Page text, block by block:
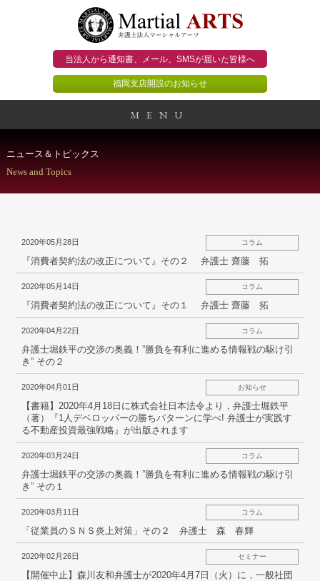
当法人から通知書、メール、 SMSが届いた皆様へ
福岡支店開設のお知らせ
MENU
事務所概要
個人のお客様
顧問契約のススメ
弁護士紹介
お問い合わせ
採用情報
個人情報保護方針
ニュース＆トピックス
News and Topics
2020年05月28日 コラム
『消費者契約法の改正について』その２ 弁護士 齋藤 拓
2020年05月14日 コラム
『消費者契約法の改正について』その１ 弁護士 齋藤 拓
2020年04月22日 コラム
弁護士堀鉄平の交渉の奥義！”勝負を有利に進める情報戦の駆け引
き” その２
2020年04月01日 お知らせ
【書籍】2020年4月18日に株式会社日本法令より，弁護士堀鉄平
（著）『1人デベロッパーの勝ちパターンに学べ! 弁護士が実践す
る不動産投資最強戦略』が出版されます
2020年03月24日 コラム
弁護士堀鉄平の交渉の奥義！”勝負を有利に進める情報戦の駆け引
き” その１
2020年03月11日 コラム
「従業員のＳＮＳ炎上対策」その２ 弁護士 森 春輝
2020年02月26日 セミナー
【開催中止】森川友和弁護士が2020年4月7日（火）に，一般社団